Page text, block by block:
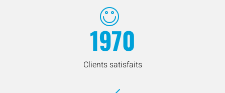
1970
Clients satisfaits